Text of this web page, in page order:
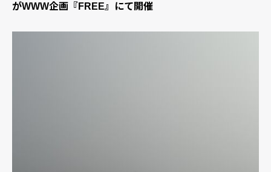
がWWW企画『FREE』にて開催